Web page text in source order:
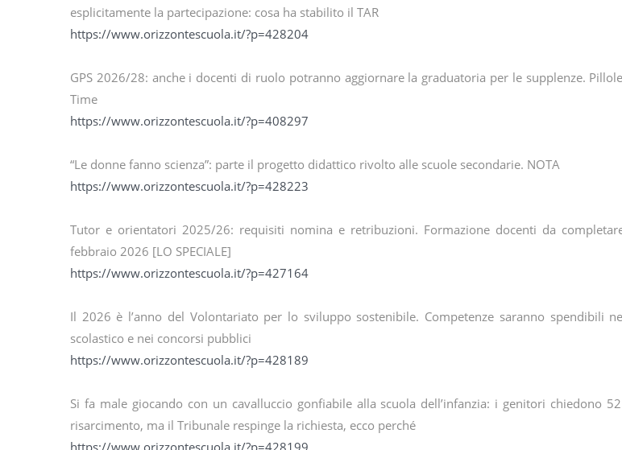
esplicitamente la partecipazione: cosa ha stabilito il TAR
https://www.orizzontescuola.it/?p=428204
GPS 2026/28: anche i docenti di ruolo potranno aggiornare la graduatoria per le supplenze.
Time
https://www.orizzontescuola.it/?p=408297
“Le donne fanno scienza”: parte il progetto didattico rivolto alle scuole secondarie. NOTA
https://www.orizzontescuola.it/?p=428223
Tutor e orientatori 2025/26: requisiti nomina e retribuzioni. Formazione docenti da
febbraio 2026 [LO SPECIALE]
https://www.orizzontescuola.it/?p=427164
Il 2026 è l’anno del Volontariato per lo sviluppo sostenibile. Competenze saranno spendibili
scolastico e nei concorsi pubblici
https://www.orizzontescuola.it/?p=428189
Si fa male giocando con un cavalluccio gonfiabile alla scuola dell’infanzia: i genitori chiedono
risarcimento, ma il Tribunale respinge la richiesta, ecco perché